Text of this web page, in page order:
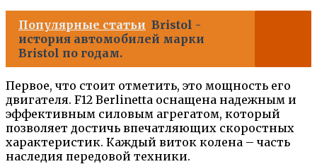
Популярные статьи Bristol -
история автомобилей марки
Bristol по годам.
Первое, что стоит отметить, это мощность его
двигателя. F12 Berlinetta оснащена надежным и
эффективным силовым агрегатом, который
позволяет достичь впечатляющих скоростных
характеристик. Каждый виток колена – часть
наследия передовой техники.